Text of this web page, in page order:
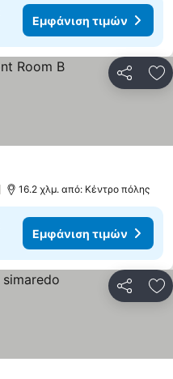
Εμφάνιση τιμών
16.2 χλμ. από: Κέντρο πόλης
Εμφάνιση τιμών